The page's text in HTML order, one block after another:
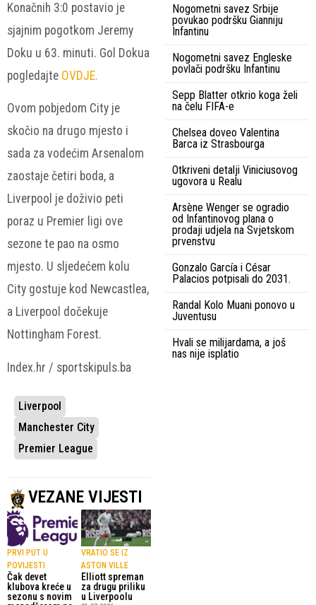
Konačnih 3:0 postavio je
sjajnim pogotkom Jeremy
Doku u 63. minuti. Gol Dokua
pogledajte OVDJE.
Ovom pobjedom City je
skočio na drugo mjesto i
sada za vodećim Arsenalom
zaostaje četiri boda, a
Liverpool je doživio peti
poraz u Premier ligi ove
sezone te pao na osmo
mjesto. U sljedećem kolu
City gostuje kod Newcastlea,
a Liverpool dočekuje
Nottingham Forest.
Index.hr / sportskipuls.ba
Liverpool
Manchester City
Premier League
VEZANE VIJESTI
PRVI PUT U
POVIJESTI
Čak devet
klubova kreće u
sezonu s novim
VRATIO SE IZ
ASTON VILLE
Elliott spreman
za drugu priliku
u Liverpoolu
Nogometni savez Srbije
povukao podršku Gianniju
Infantinu
Nogometni savez Engleske
povlači podršku Infantinu
Sepp Blatter otkrio koga želi
na čelu FIFA-e
Chelsea doveo Valentina
Barca iz Strasbourga
Otkriveni detalji Viniciusovog
ugovora u Realu
Arsène Wenger se ogradio
od Infantinovog plana o
prodaji udjela na Svjetskom
prvenstvu
Gonzalo García i César
Palacios potpisali do 2031.
Randal Kolo Muani ponovo u
Juventusu
Hvali se milijardama, a još
nas nije isplatio